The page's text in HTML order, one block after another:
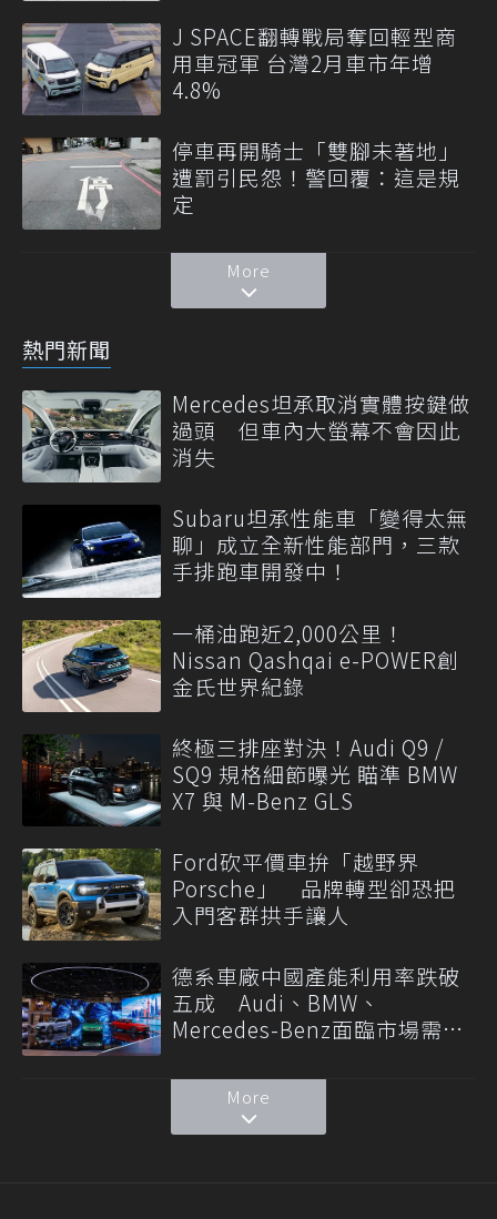
J SPACE翻轉戰局奪回輕型商
用車冠軍 台灣2月車市年增
4.8%
停車再開騎士「雙腳未著地」
遭罰引民怨！警回覆：這是規
定
More
熱門新聞
Mercedes坦承取消實體按鍵做
過頭 但車內大螢幕不會因此
消失
Subaru坦承性能車「變得太無
聊」成立全新性能部門，三款
手排跑車開發中！
一桶油跑近2,000公里！
Nissan Qashqai e-POWER創
金氏世界紀錄
終極三排座對決！Audi Q9 /
SQ9 規格細節曝光 瞄準 BMW
X7 與 M-Benz GLS
Ford砍平價車拚「越野界
Porsche」 品牌轉型卻恐把
入門客群拱手讓人
德系車廠中國產能利用率跌破
五成 Audi、BMW、
Mercedes-Benz面臨市場需求
More